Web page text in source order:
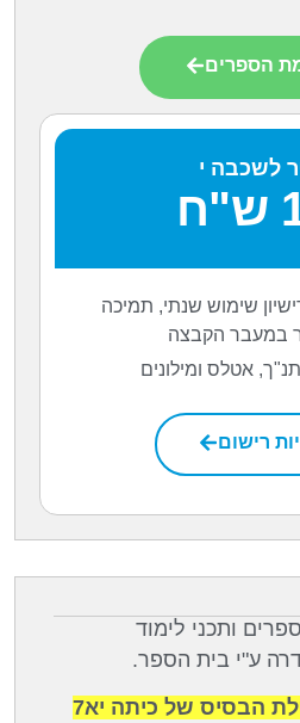
הספרים
לשכבה י
רישיון שימוש שנתי, תמיכה
במעבר הקבצה
אטלס ומילונים
רישום
ותכני לימוד
ע"י בית הספר.
הבסיס של כיתה יא7